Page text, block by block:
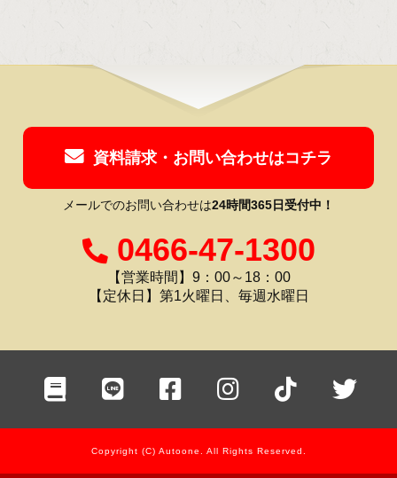
資料請求・お問い合わせはコチラ
メールでのお問い合わせは24時間365日受付中！
0466-47-1300
【営業時間】9：00～18：00
【定休日】第1火曜日、毎週水曜日
Copyright (C) Autoone. All Rights Reserved.